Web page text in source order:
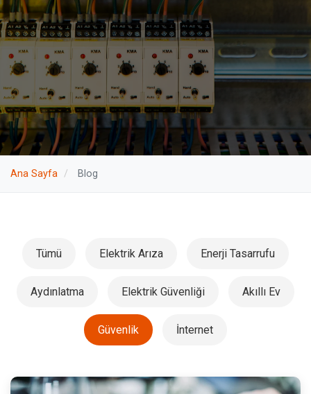
Ana Sayfa / Blog
Tümü Elektrik Arıza Enerji Tasarrufu
Aydınlatma Elektrik Güvenliği Akıllı Ev
Güvenlik İnternet